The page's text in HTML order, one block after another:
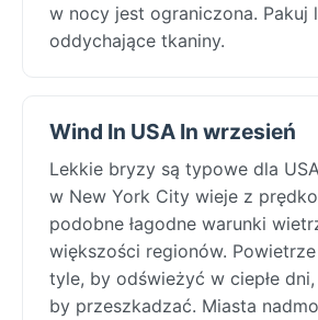
w nocy jest ograniczona. Pakuj
oddychające tkaniny.
Wind In USA In wrzesień
Lekkie bryzy są typowe dla
w New York City wieje z
podobne łagodne warunki
większości regionów.
tyle, by odświeżyć w ciepłe
by przeszkadzać. Miasta